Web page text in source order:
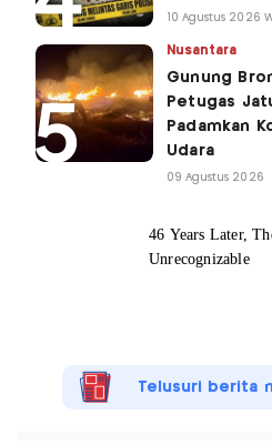
10 Agustus 2026
Nusantara
Gunung
Petugas
Padamkan
Udara
09 Agustus 2026
Telusuri berita